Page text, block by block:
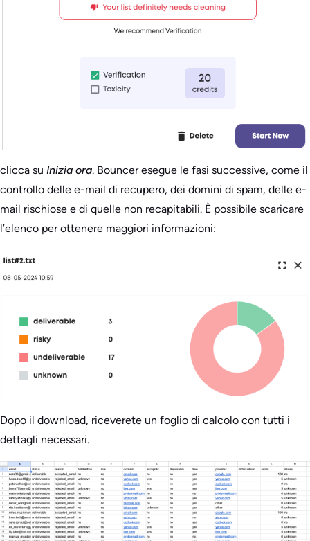
clicca su Inizia ora. Bouncer esegue le fasi successive, come il
controllo delle e-mail di recupero, dei domini di spam, delle e-
mail rischiose e di quelle non recapitabili. È possibile scaricare
l’elenco per ottenere maggiori informazioni:
Dopo il download, riceverete un foglio di calcolo con tutti i
dettagli necessari.